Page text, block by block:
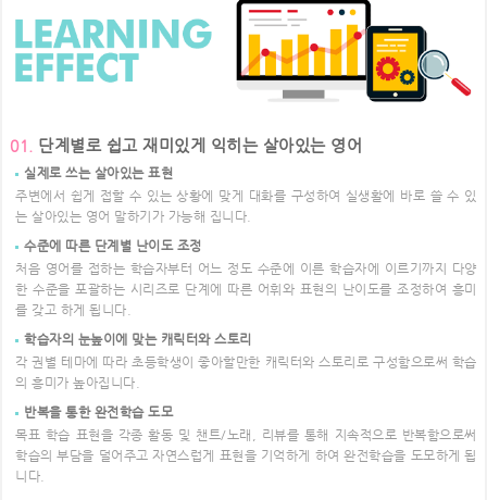
01. 단계별로 쉽고 재미있게 익히는 살아있는 영어
실제로 쓰는 살아있는 표현
주변에서 쉽게 접할 수 있는 상황에 맞게 대화를 구성하여 실생활에 바로 쓸 수 있
는 살아있는 영어 말하기가 가능해 집니다.
수준에 따른 단계별 난이도 조정
처음 영어를 접하는 학습자부터 어느 정도 수준에 이른 학습자에 이르기까지 다양
한 수준을 포괄하는 시리즈로 단계에 따른 어휘와 표현의 난이도를 조정하여 흥미
를 갖고 하게 됩니다.
학습자의 눈높이에 맞는 캐릭터와 스토리
각 권별 테마에 따라 초등학생이 좋아할만한 캐릭터와 스토리로 구성함으로써 학습
의 흥미가 높아집니다.
반복을 통한 완전학습 도모
목표 학습 표현을 각종 활동 및 챈트/노래, 리뷰를 통해 지속적으로 반복함으로써
학습의 부담을 덜어주고 자연스럽게 표현을 기억하게 하여 완전학습을 도모하게 됩
니다.